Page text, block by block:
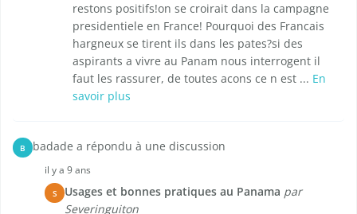
restons positifs!on se croirait dans la campagne
presidentiele en France! Pourquoi des Francais
hargneux se tirent ils dans les pates?si des
aspirants a vivre au Panam nous interrogent il
faut les rassurer, de toutes acons ce n est ... En
savoir plus
B badade a répondu à une discussion
il y a 9 ans
S Usages et bonnes pratiques au Panama par
Severinguiton